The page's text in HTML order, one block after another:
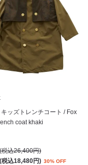
ッズトレンチコート / Fox
coat khaki
込26,400円)
込18,480円) 30% OFF